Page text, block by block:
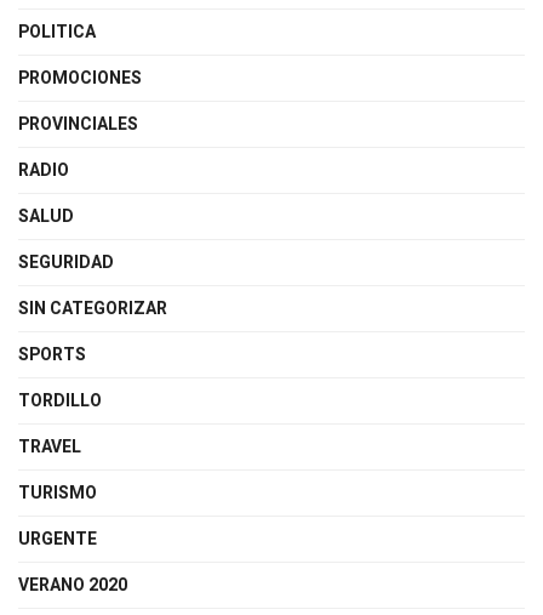
POLITICA
PROMOCIONES
PROVINCIALES
RADIO
SALUD
SEGURIDAD
SIN CATEGORIZAR
SPORTS
TORDILLO
TRAVEL
TURISMO
URGENTE
VERANO 2020